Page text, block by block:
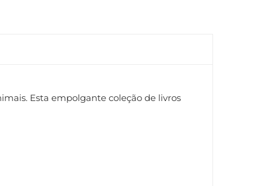
Esta empolgante coleção de livros